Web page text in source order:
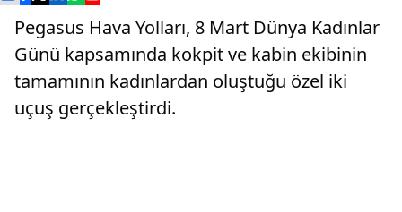
Pegasus Hava Yolları, 8 Mart Dünya Kadınlar
Günü kapsamında kokpit ve kabin ekibinin
tamamının kadınlardan oluştuğu özel iki
uçuş gerçekleştirdi.